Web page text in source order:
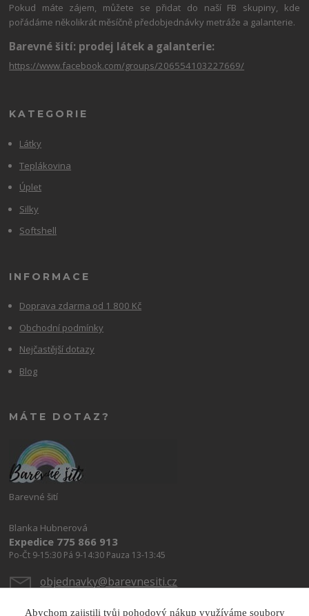
Pokud máte zájem, můžete se přidat do naší FB skupiny, kde
pořádáme několikrát měsíčně předobjednávky metráže a galanterie.
Barevné šití: prodej látek a galanterie:
https://www.facebook.com/groups/206554103227669/
KATEGORIE
Látky
Teplákovina
Úplet
Silky
Softshell
INFORMACE
Doprava zdarma od 1 800 Kč
Obchodní podmínky
Nejčastější dotazy
Blog
MÁTE DOTAZ?
Barevné šití
Blanka Hubnerová
Expedice 775 866 913
Po-Čt 9-15:30 Pá 9-14:30 Pauza 13-13:45
objednavky@barevnesiti.cz
Abychom zajistili tvůj pohodový nákup využíváme soubory